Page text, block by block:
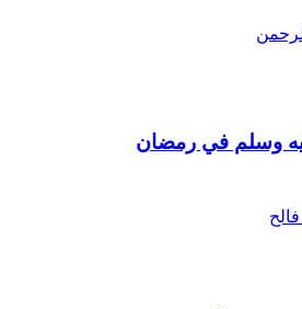
وسلم في رمضان